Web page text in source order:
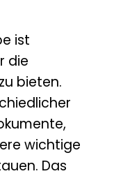
ist
die
bieten.
wichtige
Das